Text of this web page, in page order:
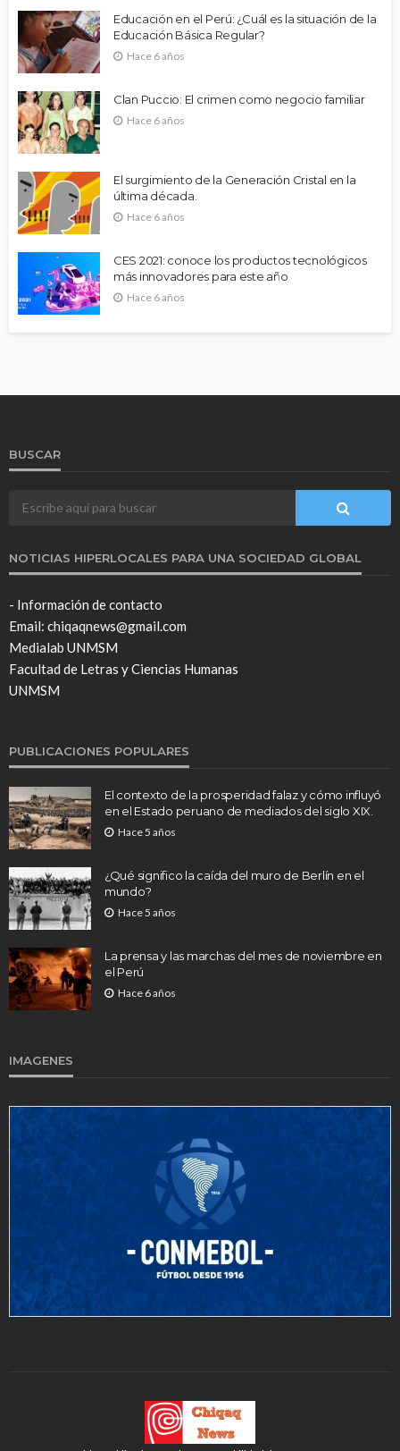
Educación en el Perú: ¿Cuál es la situación de la
Educación Básica Regular?
Hace 6 años
Clan Puccio: El crimen como negocio familiar
Hace 6 años
El surgimiento de la Generación Cristal en la
última década.
Hace 6 años
CES 2021: conoce los productos tecnológicos
más innovadores para este año
Hace 6 años
BUSCAR
NOTICIAS HIPERLOCALES PARA UNA SOCIEDAD GLOBAL
- Información de contacto
Email: chiqaqnews@gmail.com
Medialab UNMSM
Facultad de Letras y Ciencias Humanas
UNMSM
PUBLICACIONES POPULARES
El contexto de la prosperidad falaz y cómo influyó
en el Estado peruano de mediados del siglo XIX.
Hace 5 años
¿Qué significo la caída del muro de Berlín en el
mundo?
Hace 5 años
La prensa y las marchas del mes de noviembre en
el Perú
Hace 6 años
IMAGENES